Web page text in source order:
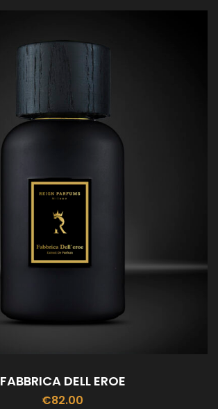
FABBRICA DELL EROE
€82.00